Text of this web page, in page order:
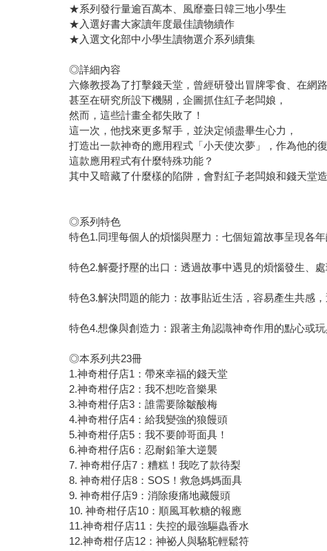
★系列發行量逾百萬本、風靡臺日韓三地小學生
★入選好書大家讀年度最佳讀物續作
★入選文化部中小學生讀物選介系列續集
◎詳細內容
六條教授為了打擊錢天堂，曾經研發出冒牌零食、在網
甚至在研究所設下機關，企圖抓住紅子老闆娘，
然而，這些計畫全都失敗了！
這一次，他找來更多幫手，並決定傾盡畢生心力，
打造出一款神奇的應用程式「小天使次夢」，作為他的復
這款應用程式有什麼特殊功能？
其中又暗藏了什麼樣的陷阱，會對紅子老闆娘和錢天堂
◎系列特色
特色1.同理每個人的煩惱與壓力：七個短篇故事呈現各
特色2.解憂抒壓的出口：透過故事中遇見的煩惱發生、
特色3.解決問題的能力：故事貼近生活，容易產生共感
特色4.想像與創造力：跟著主角認識神奇作用的點心或
◎本系列共23冊
1.神奇柑仔店1：帶來幸福的錢天堂
2.神奇柑仔店2：我不想吃音樂果
3.神奇柑仔店3：誰需要除皺酸梅
4.神奇柑仔店4：給我變強的狼饅頭
5.神奇柑仔店5：我不要帥哥面具！
6.神奇柑仔店6：忍耐鉛筆大逆襲
7. 神奇柑仔店7：糟糕！我吃了款待梨
8. 神奇柑仔店8：SOS！救急媽媽面具
9. 神奇柑仔店9：消除痠痛地藏饅頭
10. 神奇柑仔店10：順風耳軟糖的報應
11.神奇柑仔店11：失控的最強驅蟲香水
12.神奇柑仔店12：神祕人與駱駝輕鬆符